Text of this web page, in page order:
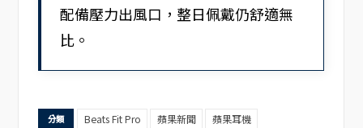
配備壓力出風口，整日佩戴仍舒適無
比。
分類 Beats Fit Pro 蘋果新聞 蘋果耳機